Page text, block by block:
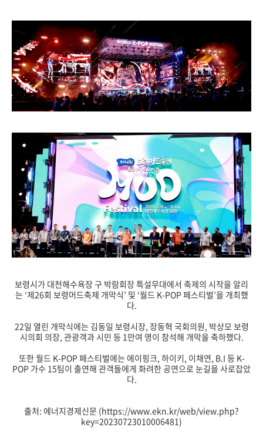
보령시가 대천해수욕장 구 박람회장 특설무대에서 축제의 시작을 알리
는 ‘제26회 보령머드축제 개막식’ 및 ‘월드 K-POP 페스티벌’을 개최했
다.
22일 열린 개막식에는 김동일 보령시장, 장동혁 국회의원, 박상모 보령
시의회 의장, 관광객과 시민 등 1만여 명이 참석해 개막을 축하했다.
또한 월드 K-POP 페스티벌에는 에이핑크, 하이키, 이채연, B.I 등 K-
POP 가수 15팀이 출연해 관객들에게 화려한 공연으로 눈길을 사로잡았
다.
출처: 에너지경제신문 (https://www.ekn.kr/web/view.php?
key=20230723010006481)